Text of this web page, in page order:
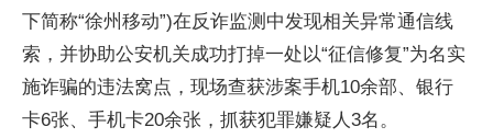
下简称“徐州移动”)在反诈监测中发现相关异常通信线
索，并协助公安机关成功打掉一处以“征信修复”为名实
施诈骗的违法窝点，现场查获涉案手机10余部、银行
卡6张、手机卡20余张，抓获犯罪嫌疑人3名。